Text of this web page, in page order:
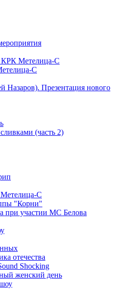
КРК Метелица-С
С
Назаров). Презентация нового
(часть 2)
С
"Корни"
при участии МС Белова
отечества
Shocking
женский день